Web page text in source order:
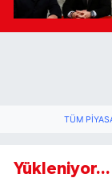
TÜM
Yükleniyor...